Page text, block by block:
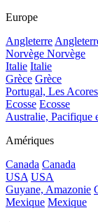
Europe
Angleterre
Norvège Norvège
Italie Italie
Grèce Grèce
Portugal, Les Acores
Ecosse Ecosse
Australie, Pacifique
Amériques
Canada Canada
USA USA
Guyane, Amazonie
Mexique Mexique